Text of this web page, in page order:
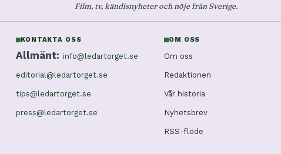
Film, tv, kändisnyheter och nöje från Sverige.
KONTAKTA OSS
Allmänt: info@ledartorget.se
editorial@ledartorget.se
tips@ledartorget.se
press@ledartorget.se
OM OSS
Om oss
Redaktionen
Vår historia
Nyhetsbrev
RSS-flöde